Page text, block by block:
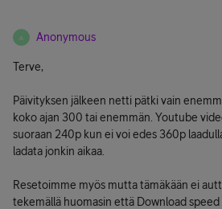
A Anonymous
Terve,
Päivityksen jälkeen netti pätki vain
koko ajan 300 tai enemmän. Youtube
suoraan 240p kun ei voi edes 360p
ladata jonkin aikaa.
Resetoimme myös mutta tämäkään ei
tekemällä huomasin että Download